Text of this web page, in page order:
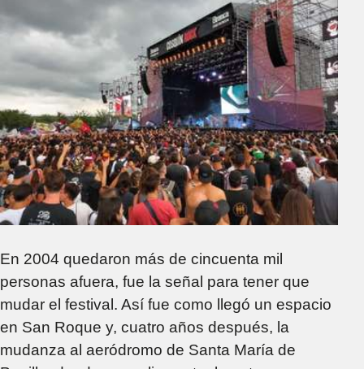
En 2004 quedaron más de cincuenta mil
personas afuera, fue la señal para tener que
mudar el festival. Así fue como llegó un espacio
en San Roque y, cuatro años después, la
mudanza al aeródromo de Santa María de